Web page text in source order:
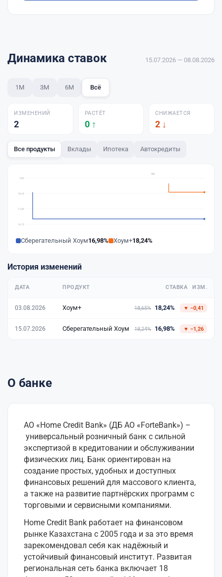
Динамика ставок 15.07.2026 — 08.08.2026
1М 3М 6М Всё
ИЗМЕНЕНИЙ
2
РАСТЁТ
0 ↑
СНИЖАЕТСЯ
2 ↓
Все продукты Вклады Ипотека Автокредиты
16,73
17,45
18,18
18,9
Авг
Сберегательный Хоум16,98% Хоум+18,24%
История изменений
ДАТА ПРОДУКТ СТАВКА ИЗМ.
03.08.2026 Хоум+ 18,65% 18,24% ▼ −0,41
15.07.2026 Сберегательный Хоум 18,24% 16,98% ▼ −1,26
О банке
АО «Home Credit Bank» (ДБ АО «ForteBank») –
универсальный розничный банк с сильной
экспертизой в кредитовании и обслуживании
физических лиц. Банк ориентирован на
создание простых, удобных и доступных
финансовых решений для массового клиента,
а также на развитие партнёрских программ с
торговыми и сервисными компаниями.
Home Credit Bank работает на финансовом
рынке Казахстана с 2005 года и за это время
зарекомендовал себя как надёжный и
устойчивый финансовый институт. Развитая
региональная сеть банка включает 18